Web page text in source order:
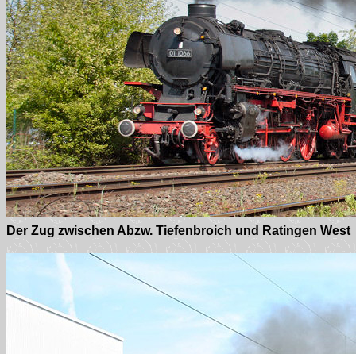
Der Zug zwischen Abzw. Tiefenbroich und Ratingen West